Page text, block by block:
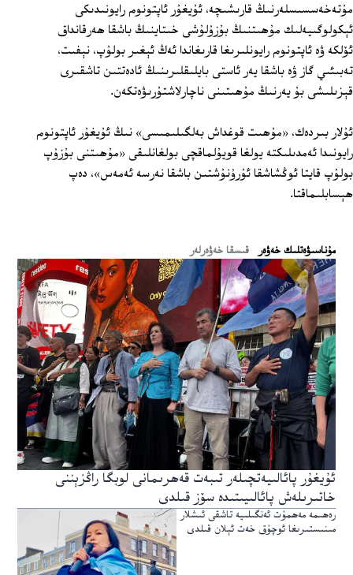
مۇتەخەسسىسلەرنىڭ قارىشىچە، ئۇيغۇر ئاپتونوم رايونىدىكى
ئېكولوگىيەلىك مۇھىتنىڭ بۇزۇلۇشى خىتاينىڭ باشقا ھەرقانداق
ئۆلكە ۋە ئاپتونوم رايونلىرىغا قارىغاندا ئەڭ ئېغىر بولۇپ، نېفىت،
تەبىئىي گاز ۋە باشقا يەر ئاستى بايلىقلىرىنىڭ ئادەتتىن تاشقىرى
قېزىلىشى بۇ يەرنىڭ مۇھىتىنى ناچارلاشتۇرىۋەتكەن.
ئۇلار بىردەك، «مۇھىت قوغداش بەلگىلىمىسى» نىڭ ئۇيغۇر ئاپتونوم
رايونىدا ئەمدىلىكتە يولغا قويۇلماقچى بولغانلىقى «مۇھىتنى بۇزۇپ
بولۇپ قايتا ئوڭشاشقا ئۇرۇنۇشتىن باشقا نەرسە ئەمەس»، دەپ
ھېسابلىماقتا.
ﻣﯘﻧﺎﺳﯩﯟﻩﺗﻠﯩﻚ ﺧﻪﯞﻩﺭ قىسقا خەۋەرلەر
ئۇيغۇر پائالىيەتچىلەر تىبەت قەھرىمانى لوبگا راڭزېننى
خاتىرىلەش پائالىيىتىدە سۆز قىلدى
رەھىمە مەھمۇت ئەنگىلىيە تاشقى ئىشلار
مىنىستىرىغا ئوچۇق خەت ئېلان قىلدى